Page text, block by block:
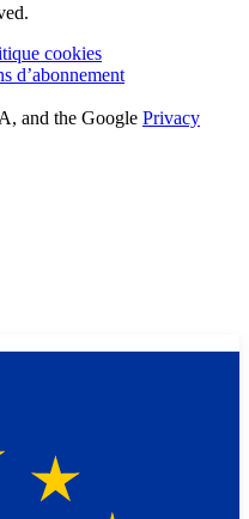
cookies
d’abonnement
and the Google Privacy